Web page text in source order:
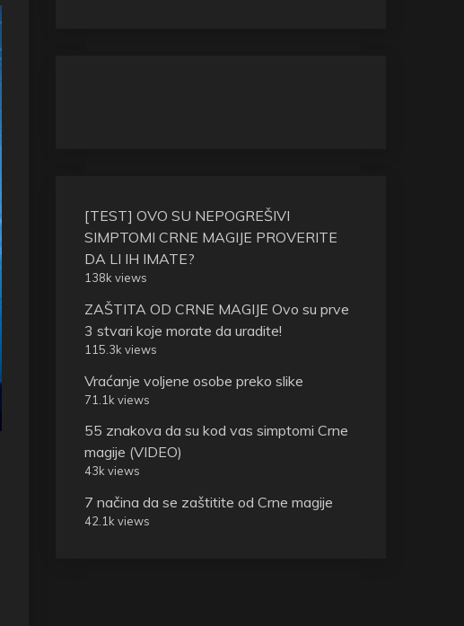
[TEST] OVO SU NEPOGREŠIVI
SIMPTOMI CRNE MAGIJE PROVERITE
DA LI IH IMATE?
138k views
ZAŠTITA OD CRNE MAGIJE Ovo su prve
3 stvari koje morate da uradite!
115.3k views
Vraćanje voljene osobe preko slike
71.1k views
55 znakova da su kod vas simptomi Crne
magije (VIDEO)
43k views
7 načina da se zaštitite od Crne magije
42.1k views